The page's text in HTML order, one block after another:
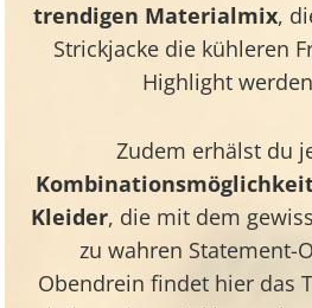
trendigen Materialmix,
Strickjacke die kühleren
Highlight
Zudem erhälst du
Kleider, die mit dem
zu wahren Statement-
Obendrein findet hier das